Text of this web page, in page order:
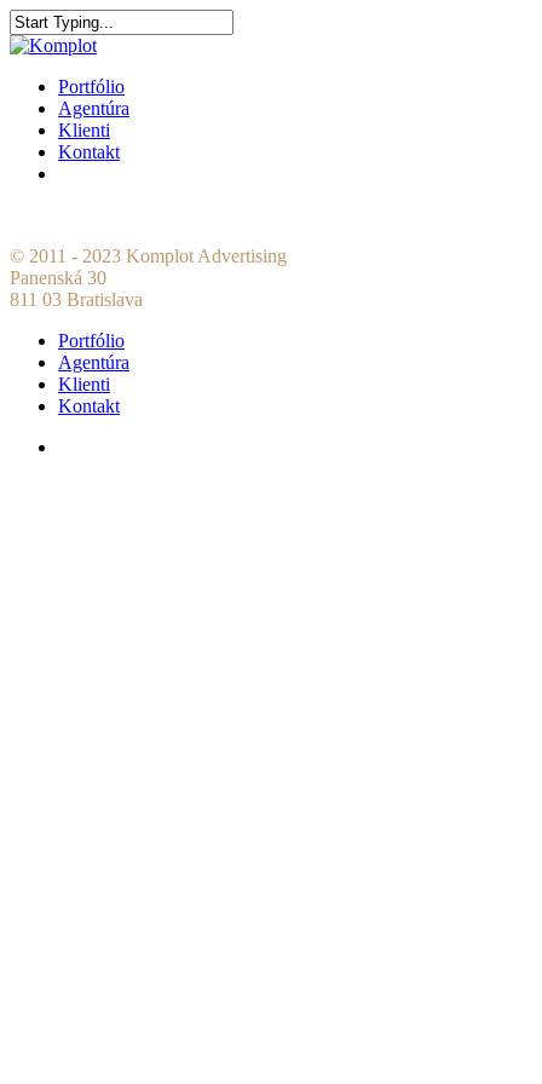
Portfólio
Agentúra
Klienti
Kontakt
© 2011 - 2023 Komplot Advertising
Panenská 30
811 03 Bratislava
Portfólio
Agentúra
Klienti
Kontakt